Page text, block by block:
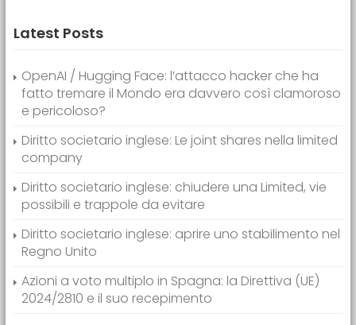
Latest Posts
OpenAI / Hugging Face: l’attacco hacker che ha
fatto tremare il Mondo era davvero così clamoroso
e pericoloso?
Diritto societario inglese: Le joint shares nella limited
company
Diritto societario inglese: chiudere una Limited, vie
possibili e trappole da evitare
Diritto societario inglese: aprire uno stabilimento nel
Regno Unito
Azioni a voto multiplo in Spagna: la Direttiva (UE)
2024/2810 e il suo recepimento